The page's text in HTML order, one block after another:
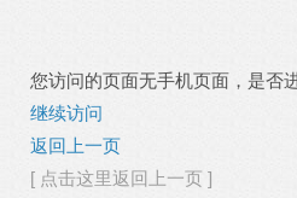
您访问的页面无手机页面，是否
继续访问
返回上一页
[ 点击这里返回上一页 ]